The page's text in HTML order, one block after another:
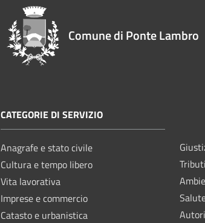
Comune di Ponte Lambro
CATEGORIE DI SERVIZIO
Anagrafe e stato civile
Cultura e tempo libero
Vita lavorativa
Imprese e commercio
Catasto e urbanistica